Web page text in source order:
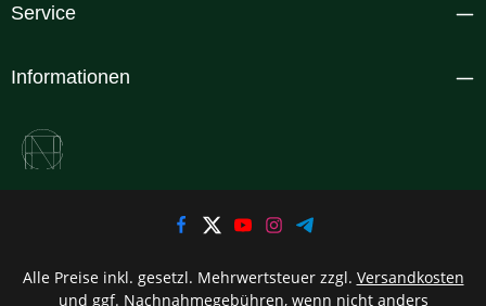
Service
Informationen
Alle Preise inkl. gesetzl. Mehrwertsteuer zzgl. Versandkosten
und ggf. Nachnahmegebühren, wenn nicht anders